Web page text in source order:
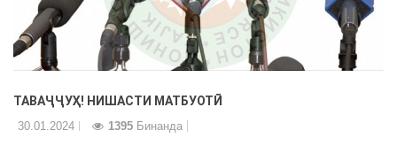
ТАВАҶҶУҲ! НИШАСТИ МАТБУОТӢ
30.01.2024 1395 Бинанда